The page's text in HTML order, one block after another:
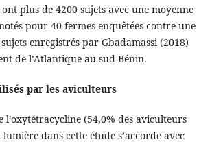
plus de 4200 sujets avec une moyenne
pour 40 fermes enquêtées contre une
enregistrés par Gbadamassi (2018)
de l’Atlantique au sud-Bénin.
par les aviculteurs
l’oxytétracycline (54,0% des aviculteurs
dans cette étude s’accorde avec